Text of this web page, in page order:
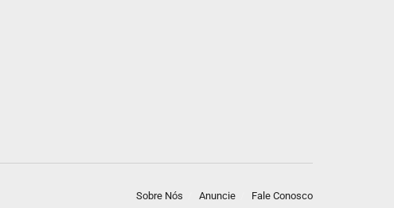
Sobre Nós Anuncie Fale Conosco